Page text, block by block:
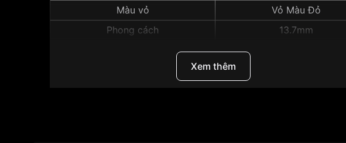
Màu vỏ
Vỏ Màu Đỏ
Phong cách
13.7mm
Xem thêm